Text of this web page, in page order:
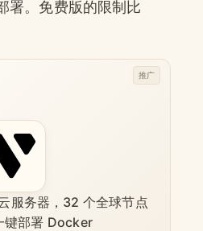
署。免费版的限制比
服务器，32 个全球节点
键部署 Docker
推广